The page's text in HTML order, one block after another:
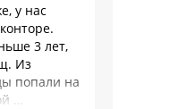
у нас
3 лет,
Из
попали на
…